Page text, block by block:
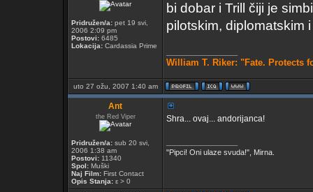
Pridružen/a: pet 19 svi,
2006 2:09 pm
Postovi: 6485
Lokacija: Cardassia Prime
bi dobar i Trill čiji je
pilotskim, diplomatskim
William T. Riker: "Fate. Protects
uto 27 ožu, 2007 1:40 am
Ant
the Red Viper
Pridružen/a: sub 20 svi,
2006 1:38 am
Postovi: 11340
Spol: Muški
Naj Film: First Contact
Opis Stanja: ε > 0
Shra... ovaj... andorijanca!
"Pipci! Oni ulaze svuda!", Mirna.